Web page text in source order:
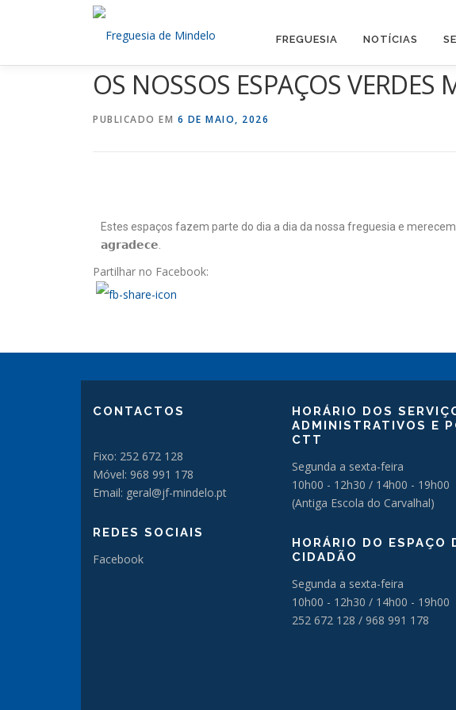
FREGUESIA NOTÍCIAS
OS NOSSOS ESPAÇOS VERDES
PUBLICADO EM 6 DE MAIO, 2026
Estes espaços fazem parte do dia a dia da nossa freguesia e
𝗮𝗴𝗿𝗮𝗱𝗲𝗰𝗲.
Partilhar no Facebook:
CONTACTOS
Fixo: 252 672 128
Móvel: 968 991 178
Email: geral@jf-mindelo.pt
REDES SOCIAIS
Facebook
HORÁRIO DOS
ADMINISTRATIVOS E
CTT
Segunda a sexta-feira
10h00 - 12h30 / 14h00 - 19h00
(Antiga Escola do Carvalhal)
HORÁRIO DO ESPAÇO
CIDADÃO
Segunda a sexta-feira
10h00 - 12h30 / 14h00 - 19h00
252 672 128 / 968 991 178